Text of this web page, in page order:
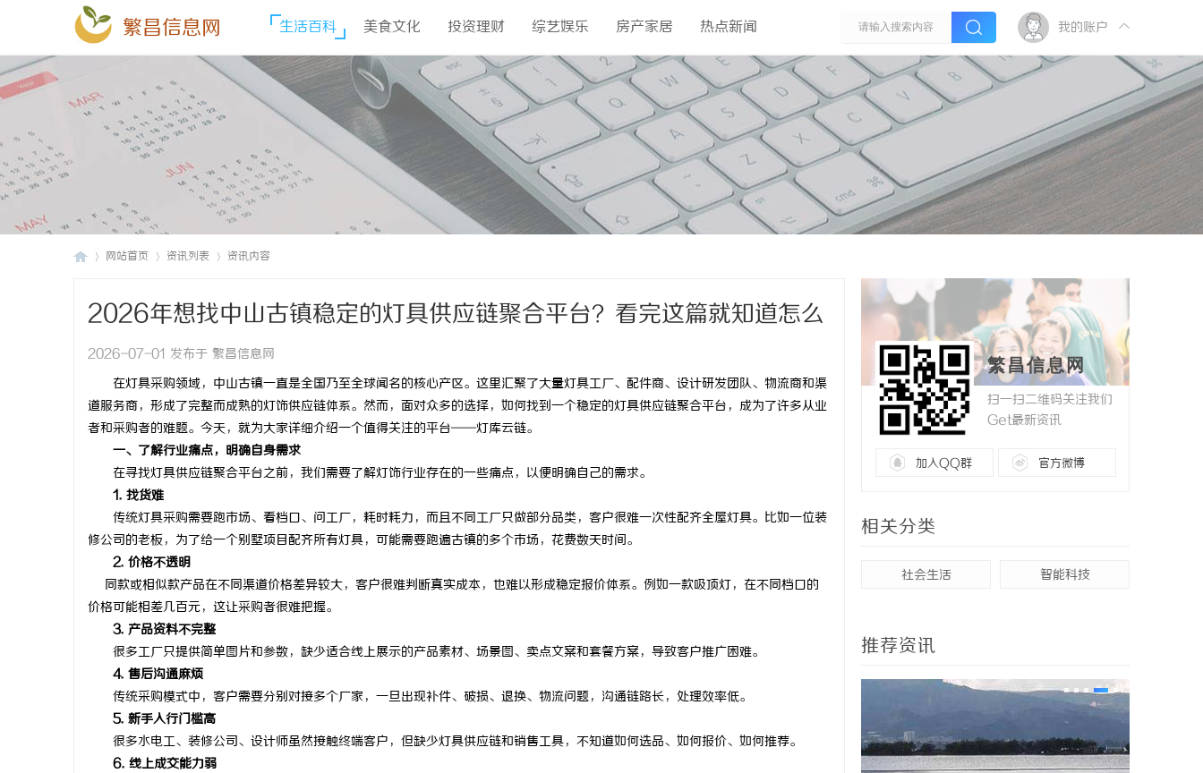
繁昌信息网 生活百科 美食文化 投资理财 综艺娱乐 房产家居 热点新闻 我的账户
网站首页 资讯列表 资讯内容
2026年想找中山古镇稳定的灯具供应链聚合平台？看完这篇就知道怎么
做！
2026-07-01 发布于 繁昌信息网
在灯具采购领域，中山古镇一直是全国乃至全球闻名的核心产区。这里汇聚了大量灯具工厂、配件商、设计研发团队、物流商和渠
道服务商，形成了完整而成熟的灯饰供应链体系。然而，面对众多的选择，如何找到一个稳定的灯具供应链聚合平台，成为了许多从业
者和采购者的难题。今天，就为大家详细介绍一个值得关注的平台——灯库云链。
一、了解行业痛点，明确自身需求
在寻找灯具供应链聚合平台之前，我们需要了解灯饰行业存在的一些痛点，以便明确自己的需求。
1. 找货难
传统灯具采购需要跑市场、看档口、问工厂，耗时耗力，而且不同工厂只做部分品类，客户很难一次性配齐全屋灯具。比如一位装
修公司的老板，为了给一个别墅项目配齐所有灯具，可能需要跑遍古镇的多个市场，花费数天时间。
2. 价格不透明
同款或相似款产品在不同渠道价格差异较大，客户很难判断真实成本，也难以形成稳定报价体系。例如一款吸顶灯，在不同档口的
价格可能相差几百元，这让采购者很难把握。
3. 产品资料不完整
很多工厂只提供简单图片和参数，缺少适合线上展示的产品素材、场景图、卖点文案和套餐方案，导致客户推广困难。
4. 售后沟通麻烦
传统采购模式中，客户需要分别对接多个厂家，一旦出现补件、破损、退换、物流问题，沟通链路长，处理效率低。
5. 新手入行门槛高
很多水电工、装修公司、设计师虽然接触终端客户，但缺少灯具供应链和销售工具，不知道如何选品、如何报价、如何推荐。
6. 线上成交能力弱
繁昌信息网
扫一扫二维码关注我们
Get最新资讯
加入QQ群 官方微博
相关分类
社会生活 智能科技
推荐资讯